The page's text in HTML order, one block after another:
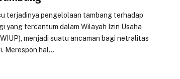
terjadinya pengelolaan tambang terhadap
yang tercantum dalam Wilayah Izin Usaha
menjadi suatu ancaman bagi netralitas
Merespon hal…